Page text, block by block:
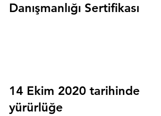
Danışmanlığı Sertifikası
14 Ekim 2020 tarihinde
yürürlüğe